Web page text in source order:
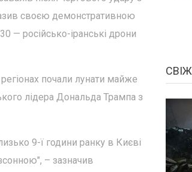
своєю демонстративною
— російсько-іранські дрони
почали лунати майже
лідера Дональда Трампа з
9-ї години ранку в Києві
– зазначив